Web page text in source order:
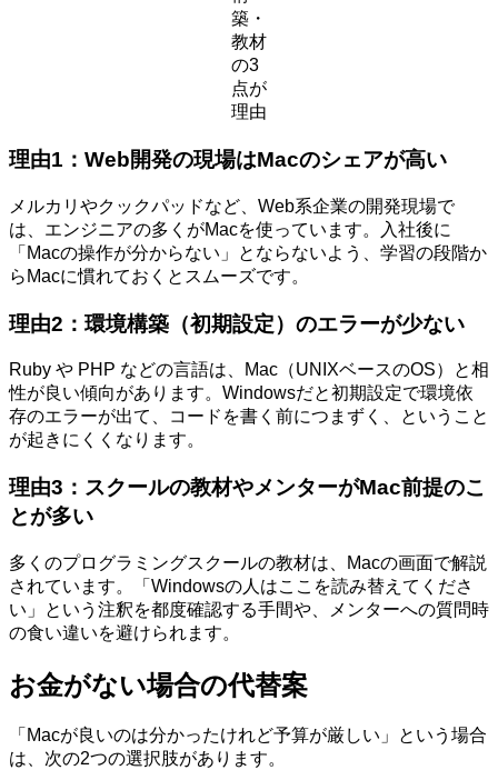
築・
教材
の3
点が
理由
理由1：Web開発の現場はMacのシェアが高い
メルカリやクックパッドなど、Web系企業の開発現場で
は、エンジニアの多くがMacを使っています。入社後に
「Macの操作が分からない」とならないよう、学習の段階か
らMacに慣れておくとスムーズです。
理由2：環境構築（初期設定）のエラーが少ない
Ruby や PHP などの言語は、Mac（UNIXベースのOS）と相
性が良い傾向があります。Windowsだと初期設定で環境依
存のエラーが出て、コードを書く前につまずく、ということ
が起きにくくなります。
理由3：スクールの教材やメンターがMac前提のこ
とが多い
多くのプログラミングスクールの教材は、Macの画面で解説
されています。「Windowsの人はここを読み替えてくださ
い」という注釈を都度確認する手間や、メンターへの質問時
の食い違いを避けられます。
お金がない場合の代替案
「Macが良いのは分かったけれど予算が厳しい」という場合
は、次の2つの選択肢があります。